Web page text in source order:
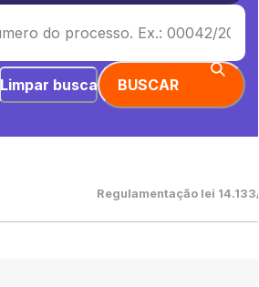
Limpar busca BUSCAR
Regulamentação lei